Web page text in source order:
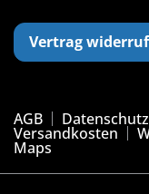
Vertrag
AGB
Versandkosten
Maps